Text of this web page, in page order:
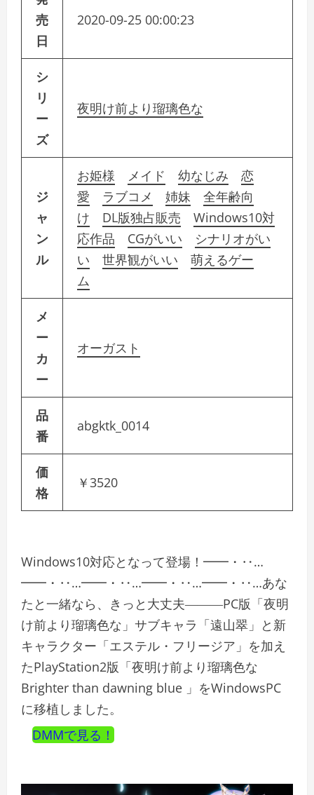
売
日
2020-09-25 00:00:23
シ
リ
ー
ズ
夜明け前より瑠璃色な
ジ
ャ
ン
ル
お姫様 メイド 幼なじみ
恋
愛
ラブコメ 姉妹
全年齢向
け
DL版独占販売
Windows10対
応作品
CGがいい
シナリオがい
い
世界観がいい
萌えるゲー
ム
メ
ー
カ
ー
オーガスト
品
番
abgktk_0014
価
格
￥3520
Windows10対応となって登場！━━・‥…
━━・‥…━━・‥…━━・‥…━━・‥…あな
たと一緒なら、きっと大丈夫―――PC版「夜明
け前より瑠璃色な」サブキャラ「遠山翠」と新
キャラクター「エステル・フリージア」を加え
たPlayStation2版「夜明け前より瑠璃色な
Brighter than dawning blue 」をWindowsPC
に移植しました。
DMMで見る！